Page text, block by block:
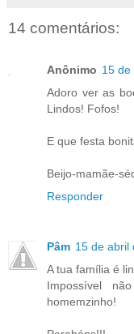
14 comentários:
Anônimo 15 de
Adoro ver as
Lindos! Fofos!
E que festa
Beijo-mamãe-
Responder
Pâm 15 de abril
A tua família é
Impossível
homemzinho!